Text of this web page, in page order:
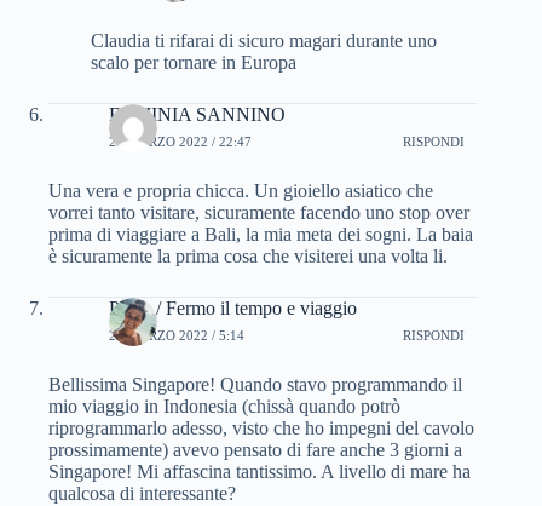
Claudia ti rifarai di sicuro magari durante uno
scalo per tornare in Europa
ERMINIA SANNINO
23 MARZO 2022 / 22:47 RISPONDI
Una vera e propria chicca. Un gioiello asiatico che
vorrei tanto visitare, sicuramente facendo uno stop over
prima di viaggiare a Bali, la mia meta dei sogni. La baia
è sicuramente la prima cosa che visiterei una volta li.
Paola / Fermo il tempo e viaggio
24 MARZO 2022 / 5:14 RISPONDI
Bellissima Singapore! Quando stavo programmando il
mio viaggio in Indonesia (chissà quando potrò
riprogrammarlo adesso, visto che ho impegni del cavolo
prossimamente) avevo pensato di fare anche 3 giorni a
Singapore! Mi affascina tantissimo. A livello di mare ha
qualcosa di interessante?